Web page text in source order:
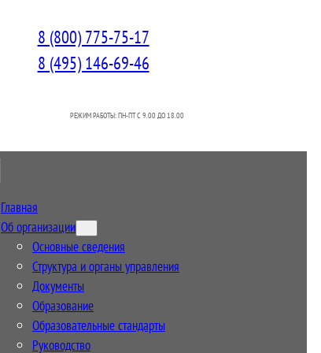
8 (800) 775-75-17
8 (495) 146-69-46
РЕЖИМ РАБОТЫ: ПН-ПТ C 9.00 ДО 18.00
Главная
Об организации
Основные сведения
Структура и органы управления
Документы
Образование
Образовательные стандарты
Руководство